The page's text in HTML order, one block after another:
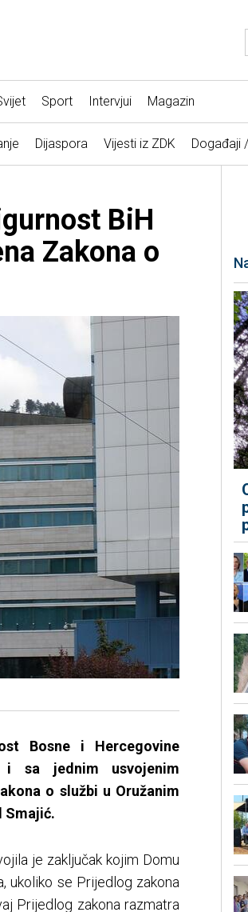
Sport Intervjui Magazin
Dijaspora Vijesti iz ZDK Događaji
BiH
Zakona o
Bosne i Hercegovine
sa jednim usvojenim
o službi u Oružanim
Smajić.
je zaključak kojim Domu
ukoliko se Prijedlog zakona
Prijedlog zakona razmatra